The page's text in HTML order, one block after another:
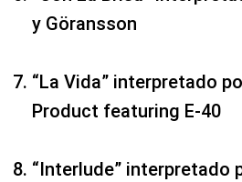
y Göransson
“La Vida” interpretado
Product featuring E-40
“Interlude” interpretado